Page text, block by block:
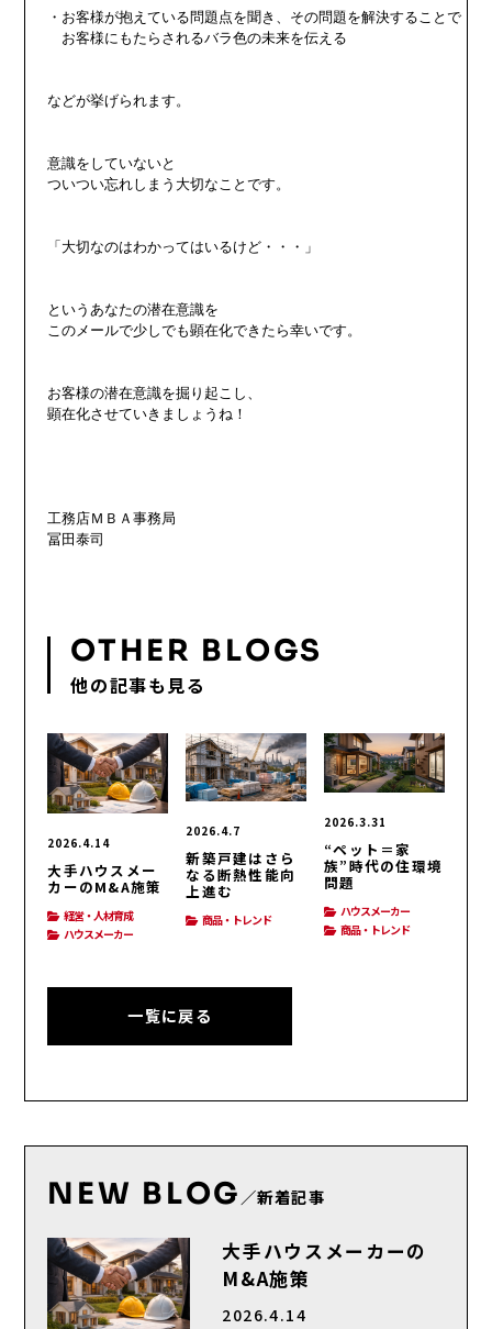
・お客様が抱えている問題点を聞き、その問題を解決することで
お客様にもたらされるバラ色の未来を伝える
などが挙げられます。
意識をしていないと
ついつい忘れしまう大切なことです。
「大切なのはわかってはいるけど・・・」
というあなたの潜在意識を
このメールで少しでも顕在化できたら幸いです。
お客様の潜在意識を掘り起こし、
顕在化させていきましょうね！
工務店ＭＢＡ事務局
冨田泰司
OTHER BLOGS
他の記事も見る
2026.4.14
大手ハウスメー
カーのM&A施策
経営・人材育成
ハウスメーカー
2026.4.7
新築戸建はさら
なる断熱性能向
上進む
商品・トレンド
2026.3.31
“ペット＝家
族”時代の住環境
問題
ハウスメーカー
商品・トレンド
一覧に戻る
NEW BLOG／新着記事
大手ハウスメーカーの
M&A施策
2026.4.14